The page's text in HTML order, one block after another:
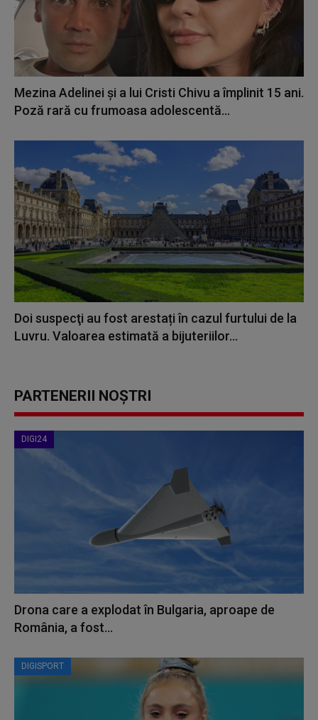
Mezina Adelinei și a lui Cristi Chivu a împlinit 15 ani.
Poză rară cu frumoasa adolescentă...
Doi suspecţi au fost arestați în cazul furtului de la
Luvru. Valoarea estimată a bijuteriilor...
PARTENERII NOȘTRI
DIGI24
Drona care a explodat în Bulgaria, aproape de
România, a fost...
DIGISPORT